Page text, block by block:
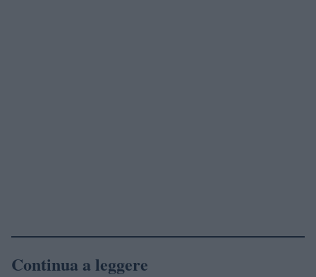
Continua a leggere